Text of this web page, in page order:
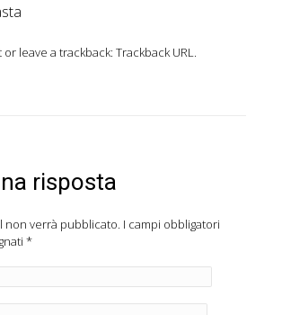
or leave a trackback: Trackback URL
risposta
non verrà pubblicato. I campi obbligatori
*